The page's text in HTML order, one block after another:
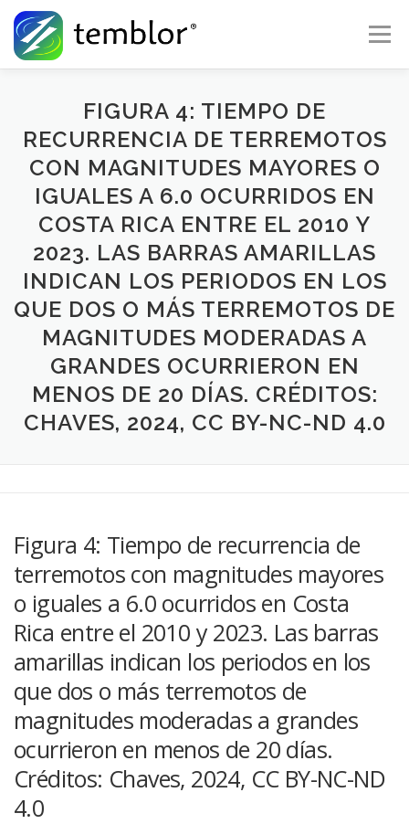
Skip to content
Menu
Global Risk Solutions Temblor Earth News
Check My Risk About Career
FIGURA 4: TIEMPO DE
RECURRENCIA DE TERREMOTOS
CON MAGNITUDES MAYORES O
IGUALES A 6.0 OCURRIDOS EN
COSTA RICA ENTRE EL 2010 Y
2023. LAS BARRAS AMARILLAS
INDICAN LOS PERIODOS EN LOS
QUE DOS O MÁS TERREMOTOS DE
MAGNITUDES MODERADAS A
GRANDES OCURRIERON EN
MENOS DE 20 DÍAS. CRÉDITOS:
CHAVES, 2024, CC BY-NC-ND 4.0
Figura 4: Tiempo de recurrencia de
terremotos con magnitudes mayores
o iguales a 6.0 ocurridos en Costa
Rica entre el 2010 y 2023. Las barras
amarillas indican los periodos en los
que dos o más terremotos de
magnitudes moderadas a grandes
ocurrieron en menos de 20 días.
Créditos: Chaves, 2024, CC BY-NC-ND
4.0